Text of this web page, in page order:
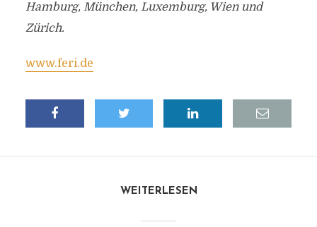
Hamburg, München, Luxemburg, Wien und
Zürich.
www.feri.de
WEITERLESEN